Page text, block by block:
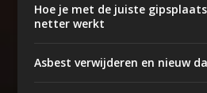
Hoe je met de juiste
netter werkt
Asbest verwijderen en nieuw